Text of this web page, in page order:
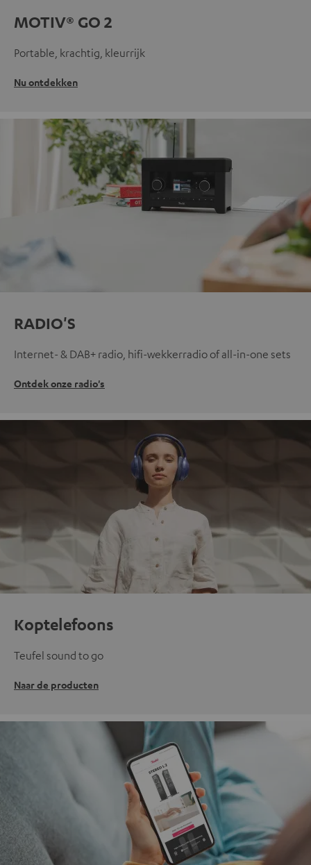
MOTIV® GO 2
Portable, krachtig, kleurrijk
Nu ontdekken
RADIO'S
Internet- & DAB+ radio, hifi-wekkerradio of all-in-one sets
Ontdek onze radio's
Koptelefoons
Teufel sound to go
Naar de producten